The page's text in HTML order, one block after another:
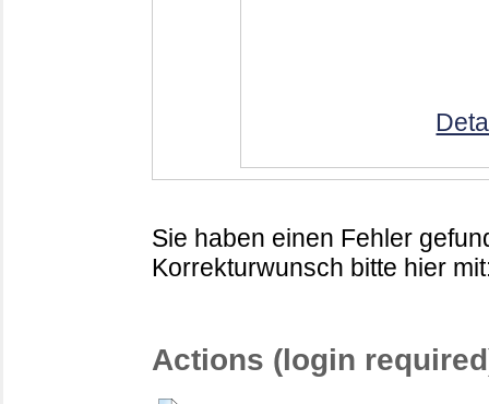
Sie haben einen Fehler
Korrekturwunsch bitte hier
Actions (login